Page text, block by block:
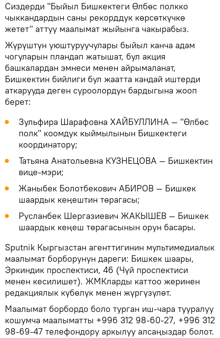
Сиздерди "Быйыл Бишкектеги Өлбөс полкко
чыккандардын саны рекорддук көрсөткүчкө
жетет" аттуу маалымат жыйынга чакырабыз.
Жүрүштүн уюштуруучулары быйыл канча адам
чогуларын пландап жатышат, бул акция
башкалардан эмнеси менен айрымаланат,
Бишкектин бийлиги бул жаатта кандай иштерди
аткарууда деген суроолордун бардыгына жооп
берет:
Зульфира Шарафовна ХАЙБУЛЛИНА — "Өлбөс
полк" коомдук кыймылынын Бишкектеги
координатору;
Татьяна Анатольевна КУЗНЕЦОВА — Бишкектин
вице-мэри;
Жаныбек Болотбекович АБИРОВ — Бишкек
шаардык кеңештин төрагасы;
Русланбек Шергазиевич ЖАКЫШЕВ — Бишкек
шаардык кеңеш төрагасынын орун басары.
Sputnik Кыргызстан агенттигинин мультимедиалык
маалымат борборунун дареги: Бишкек шаары,
Эркиндик проспектиси, 46 (Чүй проспектиси
менен кесилишет). ЖМКларды каттоо жеринен
редакциялык күбөлүк менен жүргүзүлөт.
Маалымат борбордо боло турган иш-чара тууралуу
кошумча маалыматты +996 312 98-60-27, +996 312
98-69-47 телефондору аркылуу алсаңыздар болот.